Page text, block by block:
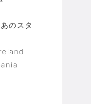
のスタ